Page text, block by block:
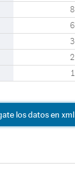
8
6
3
2
1
los datos en xml